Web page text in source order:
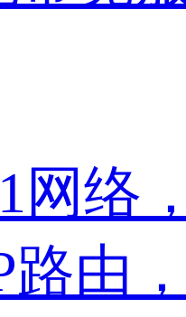
网络
路由